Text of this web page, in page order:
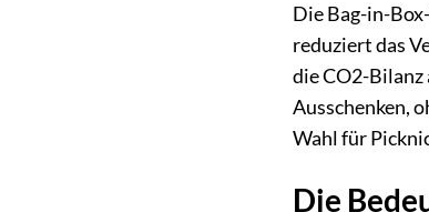
Die Bag-in-
reduziert das
die CO2-
Ausschenken,
Wahl für
Die